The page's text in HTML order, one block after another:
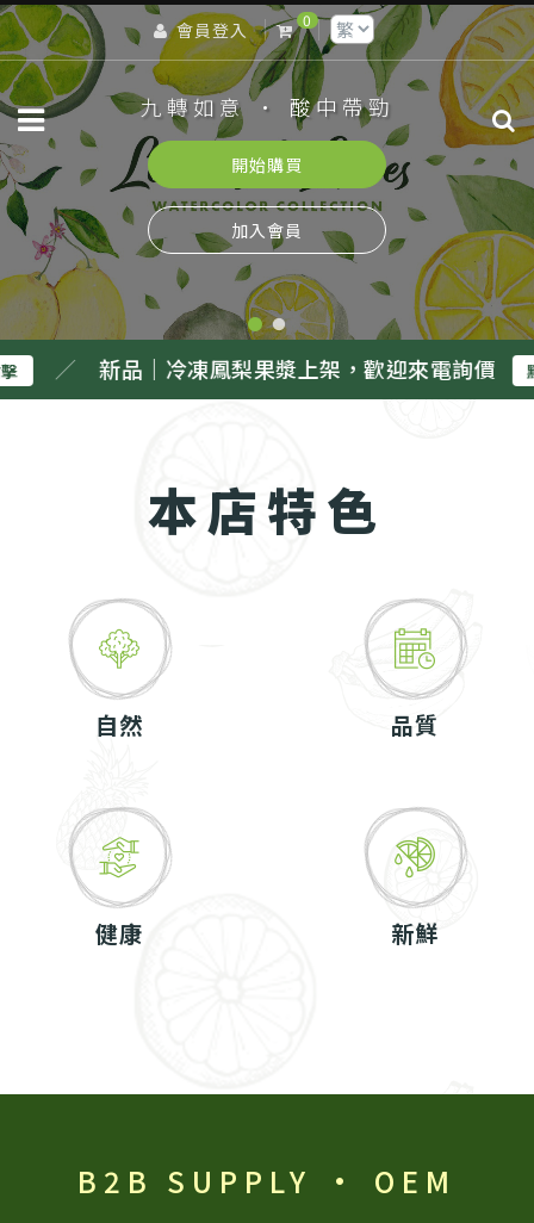
會員登入 0
｜鉦旺樂水果原汁｜
九轉如意 · 酸中帶勁
開始購買
加入會員
鳳梨果漿上架，歡迎來電詢價 點擊 ／新品｜
本店特色
自然
健康
品質
新鮮
B2B SUPPLY · OEM